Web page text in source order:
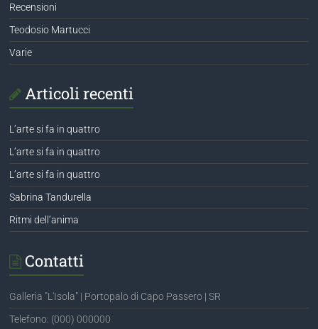
Recensioni
Teodosio Martucci
Varie
Articoli recenti
L’arte si fa in quattro
L’arte si fa in quattro
L’arte si fa in quattro
Sabrina Tandurella
Ritmi dell’anima
Contatti
Galleria "L'Isola" | Portopalo di Capo Passero | SR
Telefono: (000) 000000